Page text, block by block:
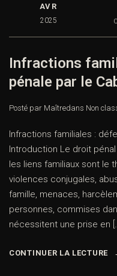
AVR
2025
Infractions
pénale par le
Posté par Maîtredans Non
Infractions familiales :
Introduction Le droit
les liens familiaux sont le
violences conjugales,
famille, menaces,
personnes, commises
nécessitent une prise en
CONTINUER LA LECTURE